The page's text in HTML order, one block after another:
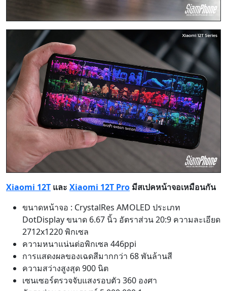
Xiaomi 12T และ Xiaomi 12T Pro มีสเปคหน้าจอเหมือนกัน
ขนาดหน้าจอ : CrystalRes AMOLED ประเภท
DotDisplay ขนาด 6.67 นิ้ว อัตราส่วน 20:9 ความละเอียด
2712x1220 พิกเซล
ความหนาแน่นต่อพิกเซล 446ppi
การแสดงผลของเฉดสีมากกว่า 68 พันล้านสี
ความสว่างสูงสุด 900 นิต
เซนเซอร์ตรวจจับแสงรอบตัว 360 องศา